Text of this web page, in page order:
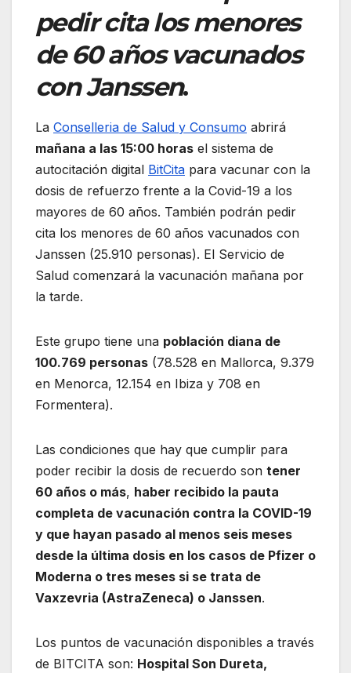
pedir cita los menores
de 60 años vacunados
con Janssen.
La Conselleria de Salud y Consumo abrirá
mañana a las 15:00 horas el sistema de
autocitación digital BitCita para vacunar con la
dosis de refuerzo frente a la Covid-19 a los
mayores de 60 años. También podrán pedir
cita los menores de 60 años vacunados con
Janssen (25.910 personas). El Servicio de
Salud comenzará la vacunación mañana por
la tarde.
Este grupo tiene una población diana de
100.769 personas (78.528 en Mallorca, 9.379
en Menorca, 12.154 en Ibiza y 708 en
Formentera).
Las condiciones que hay que cumplir para
poder recibir la dosis de recuerdo son tener
60 años o más, haber recibido la pauta
completa de vacunación contra la COVID-19
y que hayan pasado al menos seis meses
desde la última dosis en los casos de Pfizer o
Moderna o tres meses si se trata de
Vaxzevria (AstraZeneca) o Janssen.
Los puntos de vacunación disponibles a través
de BITCITA son: Hospital Son Dureta,